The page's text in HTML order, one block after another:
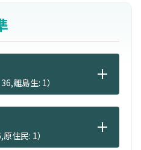
、室內設計師、結構技
司、營造廠、土地開
學術研究。
離島生: 1）
住民: 1）